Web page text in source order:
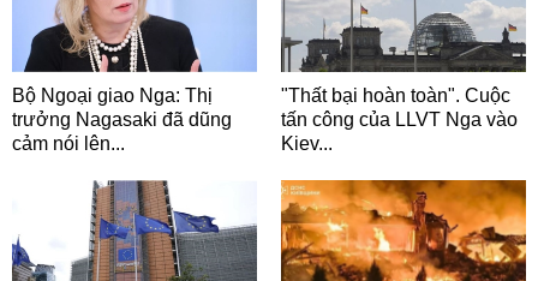
Bộ Ngoại giao Nga: Thị
trưởng Nagasaki đã dũng
cảm nói lên...
"Thất bại hoàn toàn". Cuộc
tấn công của LLVT Nga vào
Kiev...